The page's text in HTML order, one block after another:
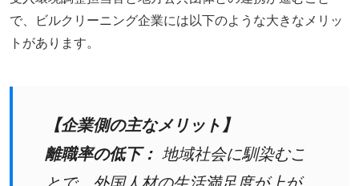
で、ビルクリーニング企業には以下のような大きなメリッ
トがあります。
【企業側の主なメリット】
離職率の低下： 地域社会に馴染むこ